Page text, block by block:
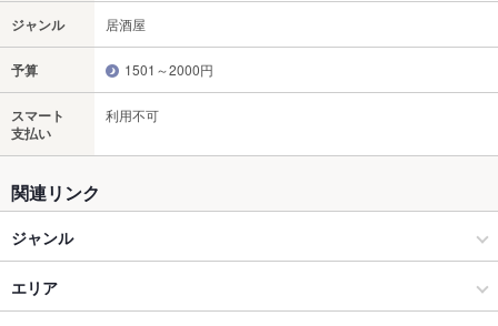
ジャンル 居酒屋
予算 1501～2000円
スマート
支払い
利用不可
関連リンク
ジャンル
居酒屋
エリア